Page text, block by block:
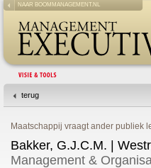
NAAR BOOMMANAGEMENT.NL
terug
Maatschappij vraagt ander publiek
Bakker, G.J.C.M. |
Management &